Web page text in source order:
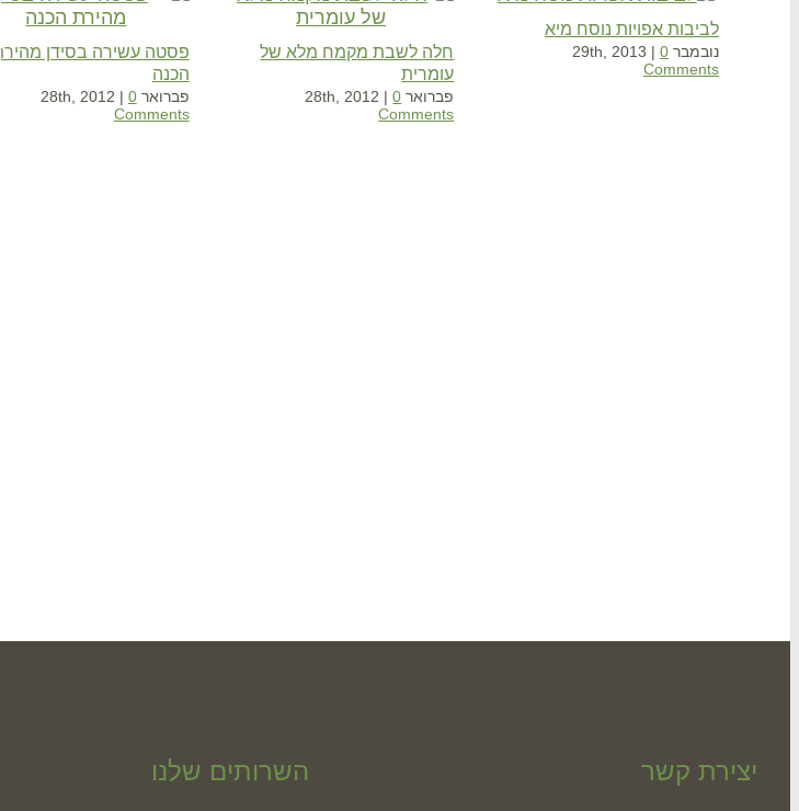
לביבות אפויות נוסח מיא
נובמבר 29th, 2013 | 0
Comments
חלה לשבת מקמח מלא של
עומרית
פברואר 28th, 2012 | 0
Comments
פסטה עשירה בסידן מהירת
הכנה
פברואר 28th, 2012 | 0
Comments
יצירת קשר השרותים שלנו